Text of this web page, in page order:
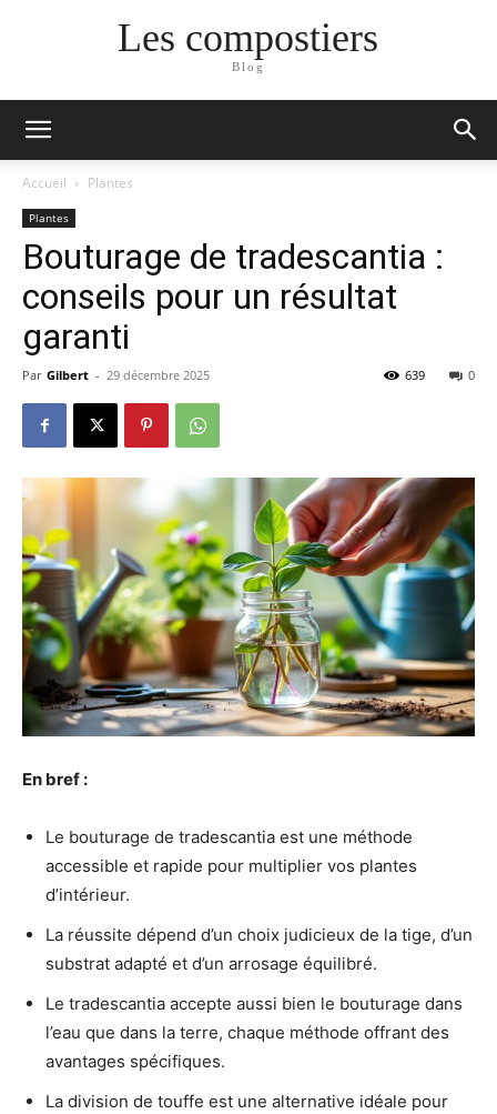
Les compostiers
Blog
Accueil Plantes
Plantes
Bouturage de tradescantia :
conseils pour un résultat
garanti
Par Gilbert - 29 décembre 2025 0
639
En bref :
Le bouturage de tradescantia est une méthode
accessible et rapide pour multiplier vos plantes
d’intérieur.
La réussite dépend d’un choix judicieux de la tige, d’un
substrat adapté et d’un arrosage équilibré.
Le tradescantia accepte aussi bien le bouturage dans
l’eau que dans la terre, chaque méthode offrant des
avantages spécifiques.
La division de touffe est une alternative idéale pour